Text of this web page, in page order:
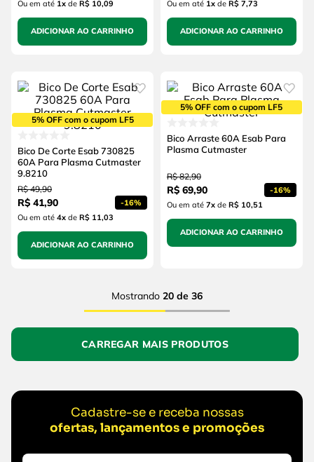
Ou em até 1xde R$ 10,09
ADICIONAR AO CARRINHO
Ou em até 1xde R$ 7,73
ADICIONAR AO CARRINHO
5% OFF com o cupom LF5
Bico De Corte Esab 730825
60A Para Plasma Cutmaster
9.8210
R$ 49,90
R$ 41,90 -16%
Ou em até 4xde R$ 11,03
ADICIONAR AO CARRINHO
5% OFF com o cupom LF5
Bico Arraste 60A Esab Para
Plasma Cutmaster
R$ 82,90
R$ 69,90 -16%
Ou em até 7xde R$ 10,51
ADICIONAR AO CARRINHO
Mostrando 20 de 36
Cadastre-se e receba nossas
ofertas, lançamentos e promoções